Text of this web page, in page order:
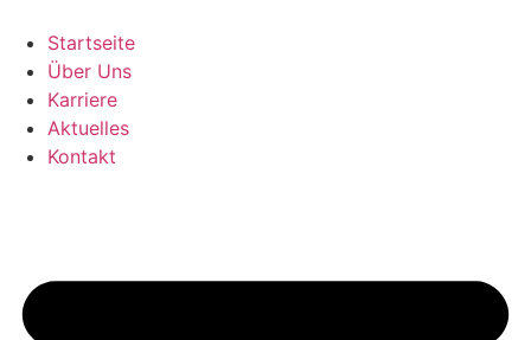
Inhalt
springen
Startseite
Über Uns
Karriere
Aktuelles
Kontakt